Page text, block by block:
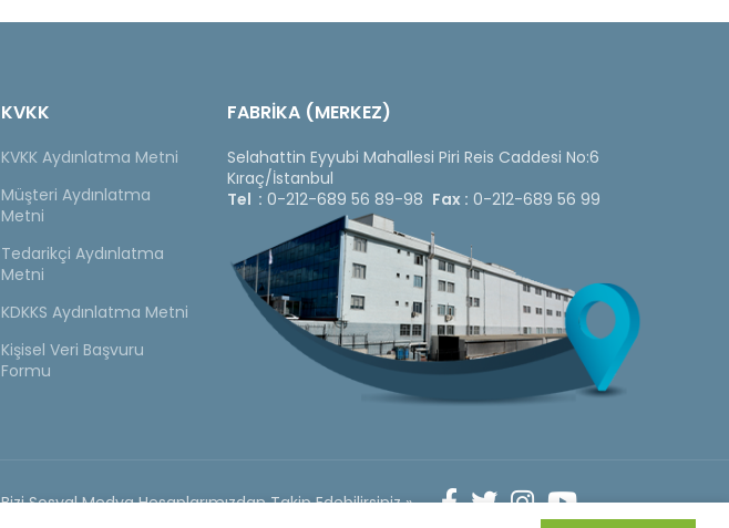
KVKK
KVKK Aydınlatma Metni
Müşteri Aydınlatma
Metni
Tedarikçi Aydınlatma
Metni
KDKKS Aydınlatma Metni
Kişisel Veri Başvuru
Formu
FABRİKA (MERKEZ)
Selahattin Eyyubi Mahallesi Piri Reis Caddesi No:6
Kıraç/İstanbul
Tel : 0-212-689 56 89-98 Fax : 0-212-689 56 99
Bizi Sosyal Medya Hesaplarımızdan Takip Edebilirsiniz »
Web